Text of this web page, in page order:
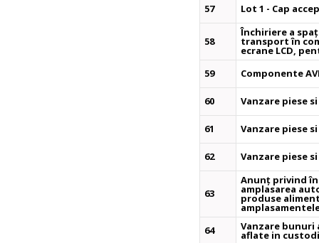
57 Lot 1 - Cap
58
Închiriere a
transport în
ecrane LCD,
59
Componente
60 Vanzare piese
61 Vanzare piese
62 Vanzare piese
63
Anunț privind
amplasarea
produse
64
Vanzare
aflate in